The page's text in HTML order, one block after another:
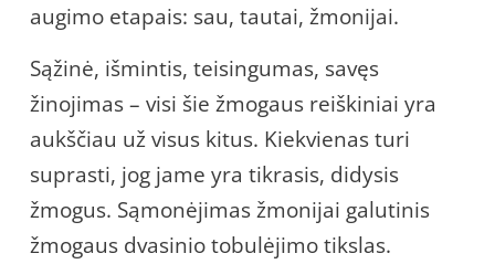
augimo etapais: sau, tautai, žmonijai.
Sąžinė, išmintis, teisingumas, savęs
žinojimas – visi šie žmogaus reiškiniai yra
aukščiau už visus kitus. Kiekvienas turi
suprasti, jog jame yra tikrasis, didysis
žmogus. Sąmonėjimas žmonijai galutinis
žmogaus dvasinio tobulėjimo tikslas.